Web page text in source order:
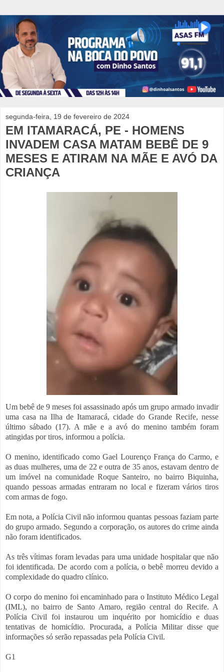
segunda-feira, 19 de fevereiro de 2024
EM ITAMARACÁ, PE - HOMENS
INVADEM CASA MATAM BEBÊ DE 9
MESES E ATIRAM NA MÃE E AVÓ DA
CRIANÇA
Um bebê de 9 meses foi assassinado após um grupo armado invadir
uma casa na Ilha de Itamaracá, cidade do Grande Recife, nesse
último sábado (17). A mãe e a avó do menino também foram
atingidas por tiros, informou a polícia.
O menino, identificado como Gael Lourenço França do Carmo, e
as duas mulheres, uma de 22 e outra de 35 anos, estavam dentro de
um imóvel na comunidade Roque Santeiro, no bairro Biquinha,
quando pessoas armadas entraram no local e fizeram vários tiros
com armas de fogo.
Em nota, a Polícia Civil não informou quantas pessoas faziam parte
do grupo armado. Segundo a corporação, os autores do crime ainda
não foram identificados.
As três vítimas foram levadas para uma unidade hospitalar que não
foi identificada. De acordo com a polícia, o bebê morreu devido a
complexidade do quadro clínico.
O corpo do menino foi encaminhado para o Instituto Médico Legal
(IML), no bairro de Santo Amaro, região central do Recife. A
Polícia Civil foi instaurou um inquérito por homicídio e duas
tentativas de homicídio. Procurada, a Polícia Militar disse que
informações só serão repassadas pela Polícia Civil.
G1